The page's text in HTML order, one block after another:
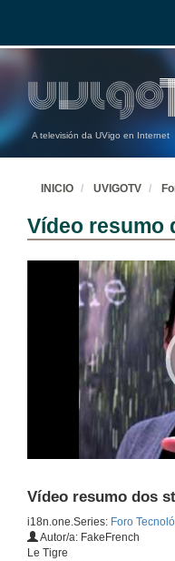
A televisión da UVigo en Internet
INICIO UVIGOTV
Vídeo resumo
Vídeo resumo dos
i18n.one.Series: Foro
Autor/a: FakeFrench
Le Tigre